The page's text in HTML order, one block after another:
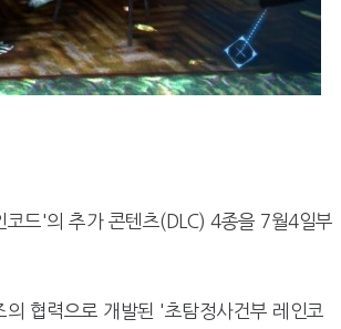
드'의 추가 콘텐츠(DLC) 4종을 7월4일부
협력으로 개발된 '초탐정사건부 레인코